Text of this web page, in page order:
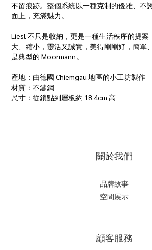
不留痕跡。整個系統以一種克制的優雅、不
面上，充滿魅力。
Liesl 不只是收納，更是一種生活秩序的提案
大、縮小，靈活又誠實，美得剛剛好，簡
是典型的 Moormann。
產地：由德國 Chiemgau 地區的小工坊製作
材質：不鏽鋼
尺寸：從鎖點到層板約 18.4cm 高
關於我們
品牌故事
空間展示
顧客服務